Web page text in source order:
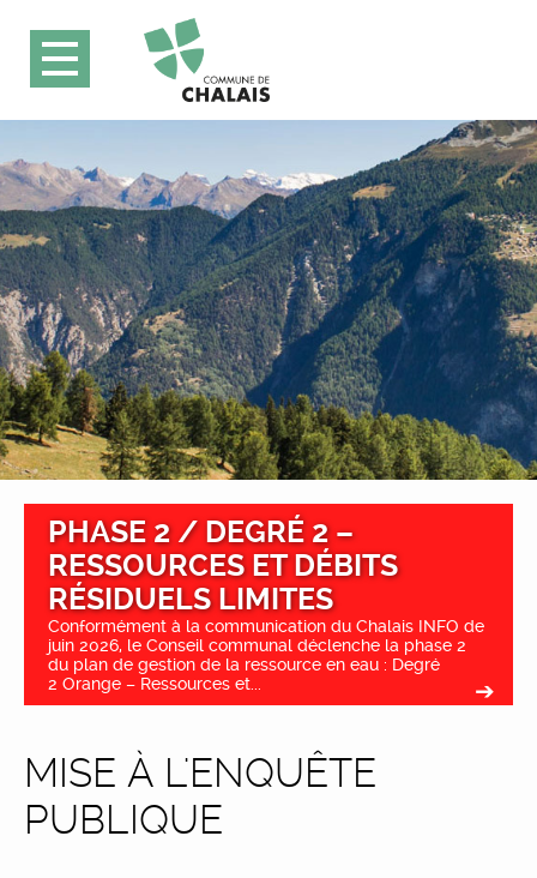
PHASE 2 / DEGRÉ 2 –
RESSOURCES ET DÉBITS
RÉSIDUELS LIMITES
Conformément à la communication du Chalais INFO de
juin 2026, le Conseil communal déclenche la phase 2
du plan de gestion de la ressource en eau : Degré
2 Orange – Ressources et...
MISE À L'ENQUÊTE
PUBLIQUE